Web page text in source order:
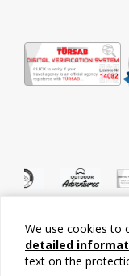
We use cookies to
detailed
text on the